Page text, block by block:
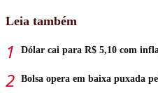
Leia também
Dólar cai para R$ 5,10 com
Bolsa opera em baixa puxada